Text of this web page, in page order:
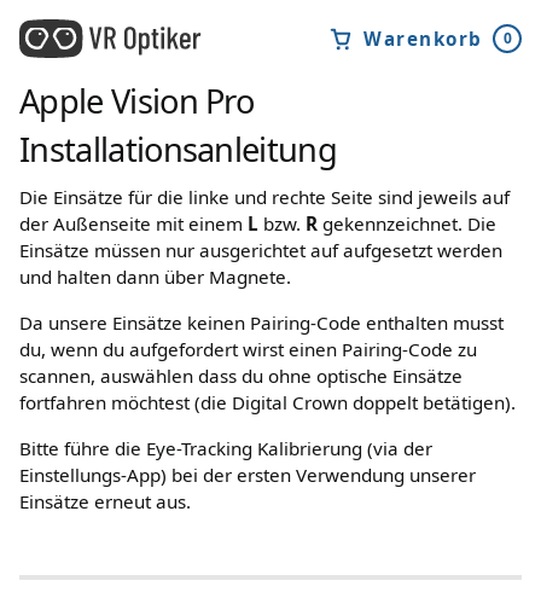
Warenkorb 0
Apple Vision Pro
Installationsanleitung
Die Einsätze für die linke und rechte Seite sind jeweils auf
der Außenseite mit einem L bzw. R gekennzeichnet. Die
Einsätze müssen nur ausgerichtet auf aufgesetzt werden
und halten dann über Magnete.
Da unsere Einsätze keinen Pairing-Code enthalten musst
du, wenn du aufgefordert wirst einen Pairing-Code zu
scannen, auswählen dass du ohne optische Einsätze
fortfahren möchtest (die Digital Crown doppelt betätigen).
Bitte führe die Eye-Tracking Kalibrierung (via der
Einstellungs-App) bei der ersten Verwendung unserer
Einsätze erneut aus.